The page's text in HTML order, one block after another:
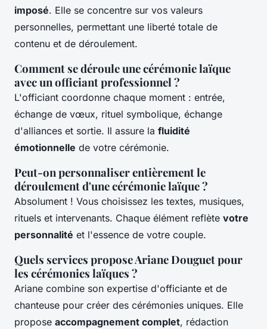
imposé. Elle se concentre sur vos valeurs
personnelles, permettant une liberté totale de
contenu et de déroulement.
Comment se déroule une cérémonie laïque
avec un officiant professionnel ?
L'officiant coordonne chaque moment : entrée,
échange de vœux, rituel symbolique, échange
d'alliances et sortie. Il assure la fluidité
émotionnelle de votre cérémonie.
Peut-on personnaliser entièrement le
déroulement d'une cérémonie laïque ?
Absolument ! Vous choisissez les textes, musiques,
rituels et intervenants. Chaque élément reflète votre
personnalité et l'essence de votre couple.
Quels services propose Ariane Douguet pour
les cérémonies laïques ?
Ariane combine son expertise d'officiante et de
chanteuse pour créer des cérémonies uniques. Elle
propose accompagnement complet, rédaction